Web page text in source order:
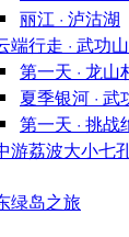
丽江 · 泸沽湖
端行走 · 武功
第一天 · 龙山
夏季银河 ·
第一天 · 挑战
游荔波大小七
绿岛之旅